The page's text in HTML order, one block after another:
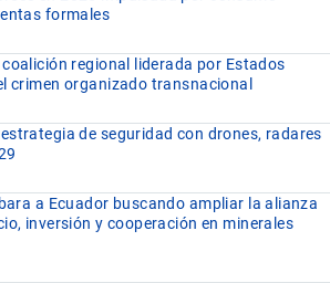
formales
regional liderada por Estados
crimen organizado transnacional
de seguridad con drones, radares
a Ecuador buscando ampliar la alianza
inversión y cooperación en minerales